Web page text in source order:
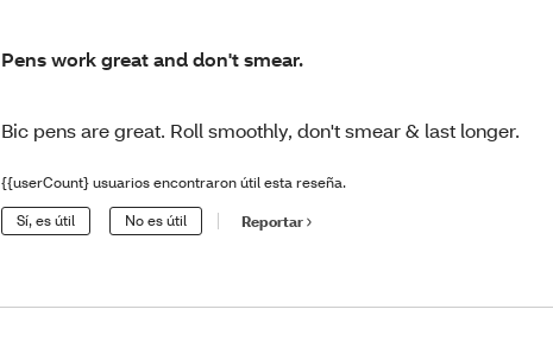
Pens work great and don't smear.
Bic pens are great. Roll smoothly, don't smear & last longer.
{{userCount} usuarios encontraron útil esta reseña.
Sí, es útil No es útil Reportar